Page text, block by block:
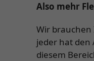
Also mehr
Wir
jeder hat den
diesem